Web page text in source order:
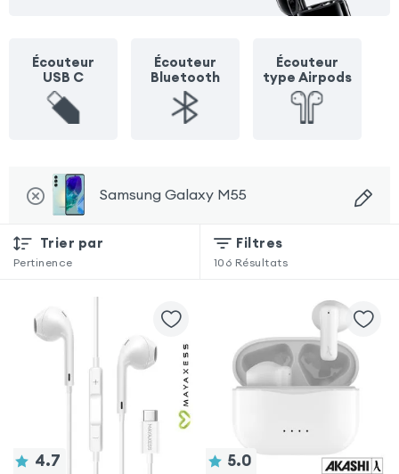
Écouteur
USB C
Écouteur
Bluetooth
Écouteur
type Airpods
Samsung Galaxy M55
Trier par
Pertinence
Filtres
106 Résultats
4.7 5.0